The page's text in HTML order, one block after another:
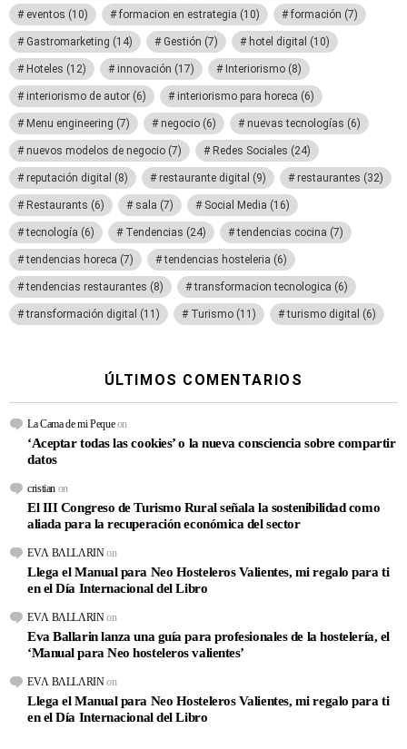
eventos (10) formacion en estrategia (10) formación (7)
Gastromarketing (14) Gestión (7) hotel digital (10)
Hoteles (12) innovación (17) Interiorismo (8)
interiorismo de autor (6) interiorismo para horeca (6)
Menu engineering (7) negocio (6) nuevas tecnologías (6)
nuevos modelos de negocio (7) Redes Sociales (24)
reputación digital (8) restaurante digital (9) restaurantes (32)
Restaurants (6) sala (7) Social Media (16)
tecnología (6) Tendencias (24) tendencias cocina (7)
tendencias horeca (7) tendencias hosteleria (6)
tendencias restaurantes (8) transformacion tecnologica (6)
transformación digital (11) Turismo (11) turismo digital (6)
ÚLTIMOS COMENTARIOS
La Cama de mi Pequeon
‘Aceptar todas las cookies’ o la nueva consciencia sobre compartir
datos
cristian on
El III Congreso de Turismo Rural señala la sostenibilidad como
aliada para la recuperación económica del sector
EVΛ BΛLLΛRINon
Llega el Manual para Neo Hosteleros Valientes, mi regalo para ti
en el Día Internacional del Libro
EVΛ BΛLLΛRINon
Eva Ballarin lanza una guía para profesionales de la hostelería, el
‘Manual para Neo hosteleros valientes’
EVΛ BΛLLΛRINon
Llega el Manual para Neo Hosteleros Valientes, mi regalo para ti
en el Día Internacional del Libro